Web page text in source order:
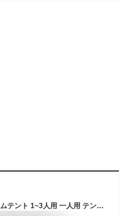
★クーポン配布中★ Mobi Gardenドームテント 1~3人用 一人用 テント ツーリング ハイキング 日よけ 虫よけ メッシュ 吊り下げ式 キャンプ アウトドア レジャー UVカット 防水 耐水圧 4000mm 軽量 ソロキャンプ コンパクト おしゃれ Sunny2/3